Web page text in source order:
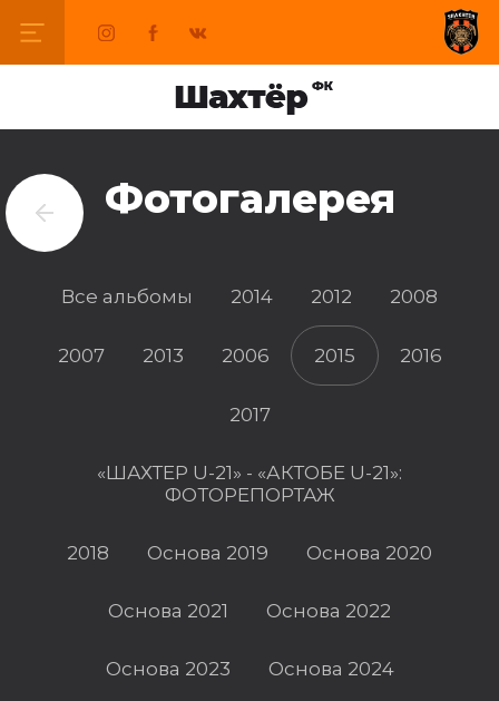
Фотогалерея
Все альбомы 2014 2012 2008
2007 2013 2006 2015 2016
2017
«ШАХТЕР U-21» - «АКТОБЕ U-21»:
ФОТОРЕПОРТАЖ
2018 Основа 2019 Основа 2020
Основа 2021 Основа 2022
Основа 2023 Основа 2024